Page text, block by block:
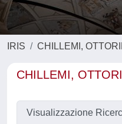
IRIS CHILLEMI,
CHILLEMI,
Visualizzazione